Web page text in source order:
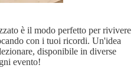
è il modo perfetto per rivivere
con i tuoi ricordi. Un'idea
disponibile in diverse
evento!